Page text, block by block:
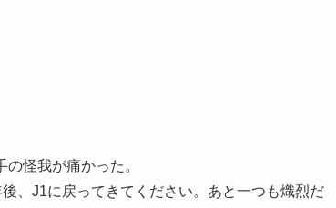
怪我が痛かった。
、J1に戻ってきてください。あと一つも熾烈だ